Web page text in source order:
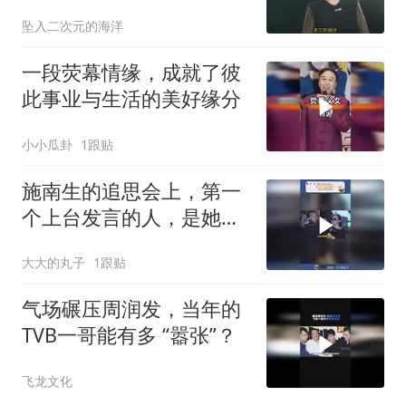
坠入二次元的海洋
一段荧幕情缘，成就了彼
此事业与生活的美好缘分
小小瓜卦 1跟贴
施南生的追思会上，第一
个上台发言的人，是她大
大大的丸子 1跟贴
气场碾压周润发，当年的
TVB一哥能有多 “嚣张”？
飞龙文化